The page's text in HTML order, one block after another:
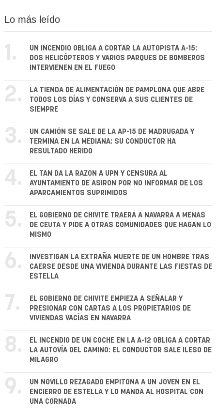
Lo más leído
1.
UN INCENDIO OBLIGA A CORTAR LA AUTOPISTA A-15:
DOS HELICÓPTEROS Y VARIOS PARQUES DE BOMBEROS
INTERVIENEN EN EL FUEGO
2.
LA TIENDA DE ALIMENTACIÓN DE PAMPLONA QUE ABRE
TODOS LOS DÍAS Y CONSERVA A SUS CLIENTES DE
SIEMPRE
3.
UN CAMIÓN SE SALE DE LA AP-15 DE MADRUGADA Y
TERMINA EN LA MEDIANA: SU CONDUCTOR HA
RESULTADO HERIDO
4.
EL TAN DA LA RAZÓN A UPN Y CENSURA AL
AYUNTAMIENTO DE ASIRON POR NO INFORMAR DE LOS
APARCAMIENTOS SUPRIMIDOS
5.
EL GOBIERNO DE CHIVITE TRAERÁ A NAVARRA A MENAS
DE CEUTA Y PIDE A OTRAS COMUNIDADES QUE HAGAN LO
MISMO
6.
INVESTIGAN LA EXTRAÑA MUERTE DE UN HOMBRE TRAS
CAERSE DESDE UNA VIVIENDA DURANTE LAS FIESTAS DE
ESTELLA
7.
EL GOBIERNO DE CHIVITE EMPIEZA A SEÑALAR Y
PRESIONAR CON CARTAS A LOS PROPIETARIOS DE
VIVIENDAS VACÍAS EN NAVARRA
8.
EL INCENDIO DE UN COCHE EN LA A-12 OBLIGA A CORTAR
LA AUTOVÍA DEL CAMINO: EL CONDUCTOR SALE ILESO DE
MILAGRO
9.
UN NOVILLO REZAGADO EMPITONA A UN JOVEN EN EL
ENCIERRO DE ESTELLA Y LO MANDA AL HOSPITAL CON
UNA CORNADA